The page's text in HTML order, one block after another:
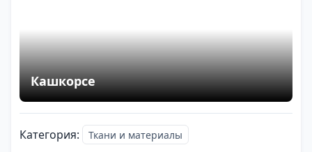
Кашкорсе
Категория: Ткани и материалы